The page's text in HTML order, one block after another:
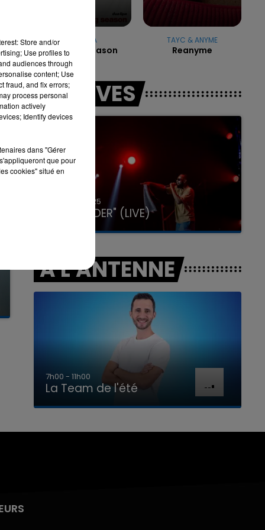
7h00 - 11h00
LA TEAM DE L'ÉTÉ
DUA LIPA
Training Season
TAYC & ANYME
Reanyme
LES LIVES
31 janvier 2025
GIMS "SPIDER" (LIVE)
A L'ANTENNE
7h00 - 11h00
La Team de l'été
Store and/or
Use profiles to
audiences through
content; Use
fraud, and fix errors;
process personal
actively
Identify devices
dans "Gérer
que pour
cookies" situé en